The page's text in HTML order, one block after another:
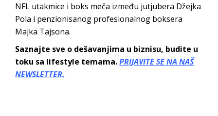
NFL utakmice i boks meča između jutjubera Džejka
Pola i penzionisanog profesionalnog boksera
Majka Tajsona.
Saznajte sve o dešavanjima u biznisu, budite u
toku sa lifestyle temama.PRIJAVITE SE NA NAŠ
NEWSLETTER.